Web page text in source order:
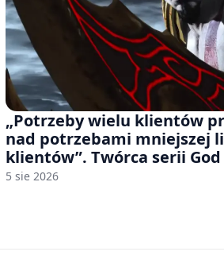
„Potrzeby wielu klientów
nad potrzebami mniejszej
klientów”. Twórca serii
sugeruje, że rozumie,
5 sie 2026